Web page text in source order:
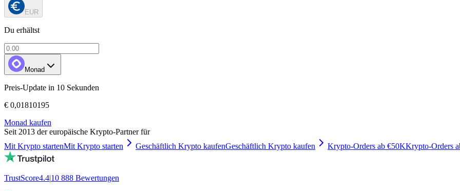
EUR
Du erhältst
Monad
Preis-Update in 10 Sekunden
€ 0,01810195
Monad kaufen
Seit 2013 der europäische Krypto-Partner für
Mit Krypto startenMit Krypto starten Geschäftlich Krypto kaufenGeschäftlich Krypto kaufen Krypto-Orders ab €50KKrypto-Orders
TrustScore4.4|10 888 Bewertungen